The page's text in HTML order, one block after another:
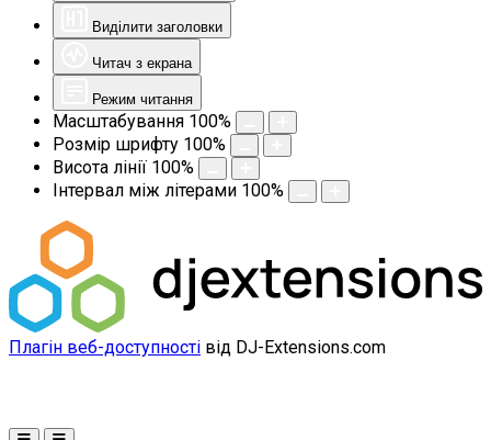
Виділити заголовки
Читач з екрана
Режим читання
Масштабування 100%
Розмір шрифту 100%
Висота лінії 100%
Інтервал між літерами 100%
Плагін веб-доступності від DJ-Extensions.com